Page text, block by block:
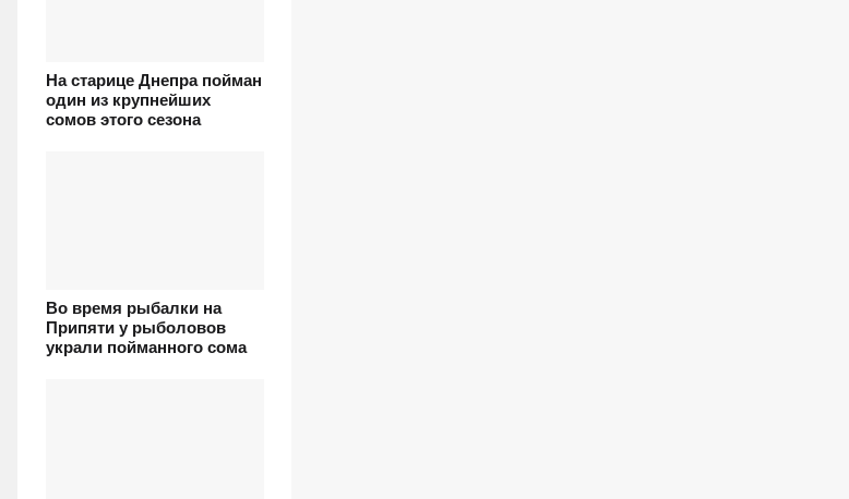
На старице Днепра пойман
один из крупнейших
сомов этого сезона
Во время рыбалки на
Припяти у рыболовов
украли пойманного сома